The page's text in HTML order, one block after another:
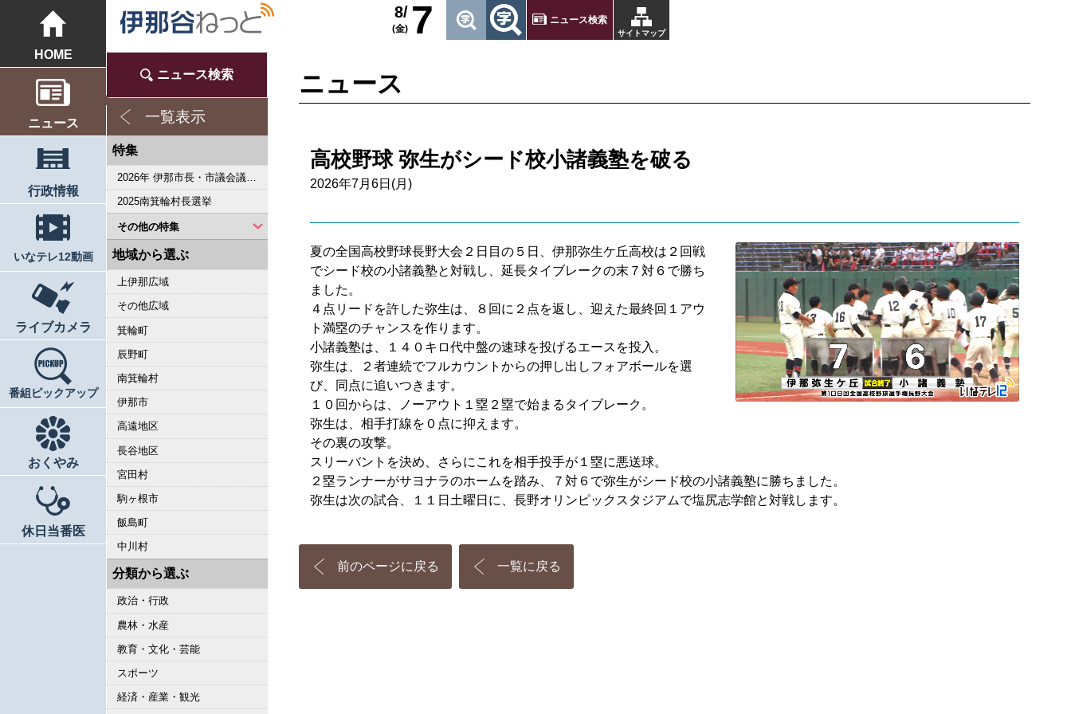
サイトマップ
ニュース検索
7
8/
(金)
HOME
ニュース
行政情報
いなテレ12動画
ライブカメラ
番組ピックアップ
おくやみ
休日当番医
ニュース検索
一覧表示
特集
2026年 伊那市長・市議会議員選挙
2025南箕輪村長選挙
その他の特集
2023県議会議員選挙
2022箕輪町長選挙
2019県議会議員選挙
2018伊那市長選・市議選
桜シリーズ2018
桜シリーズ2017
2015県議会議員選挙
2014箕輪町長選挙
2014伊那市長選・市議選
桜シリーズ2014
カメラリポート
上伊那 医師不足問題
新ごみ中間処理施設
伊那市長・市議選
朝の学舎
記者室
伊那谷1年365人
輝く経営者～その後
花ロマン
伝承 上伊那の50年
駒ヶ根市長選挙
2007年 県議会議員選挙
権兵衛トンネル開通1周年
豪雨被害
新伊那市誕生へ
伊那谷 耐震強度偽装問題
2005年衆院選
その他
地域から選ぶ
上伊那広域
その他広域
箕輪町
辰野町
南箕輪村
伊那市
高遠地区
長谷地区
宮田村
駒ヶ根市
飯島町
中川村
分類から選ぶ
政治・行政
農林・水産
教育・文化・芸能
スポーツ
経済・産業・観光
ニュース
高校野球 弥生がシード校小諸義塾を破る
2026年7月6日(月)
夏の全国高校野球長野大会２日目の５日、伊那弥生ケ丘高校は２回戦
でシード校の小諸義塾と対戦し、延長タイブレークの末７対６で勝ち
ました。
４点リードを許した弥生は、８回に２点を返し、迎えた最終回１アウ
ト満塁のチャンスを作ります。
小諸義塾は、１４０キロ代中盤の速球を投げるエースを投入。
弥生は、２者連続でフルカウントからの押し出しフォアボールを選
び、同点に追いつきます。
１０回からは、ノーアウト１塁２塁で始まるタイブレーク。
弥生は、相手打線を０点に抑えます。
その裏の攻撃。
スリーバントを決め、さらにこれを相手投手が１塁に悪送球。
２塁ランナーがサヨナラのホームを踏み、７対６で弥生がシード校の小諸義塾に勝ちました。
弥生は次の試合、１１日土曜日に、長野オリンピックスタジアムで塩尻志学館と対戦します。
前のページに戻る 一覧に戻る